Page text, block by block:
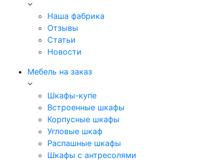
Наша фабрика
Отзывы
Статьи
Новости
Мебель на заказ
Шкафы-купе
Встроенные шкафы
Корпусные шкафы
Угловые шкаф
Распашные шкафы
Шкафы с антресолями